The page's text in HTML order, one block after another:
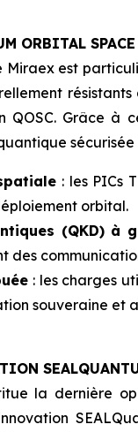
ORBITAL
est
Grâce à
: les PICs
orbital.
(QKD) à
des
: les charges
souveraine et
la dernière